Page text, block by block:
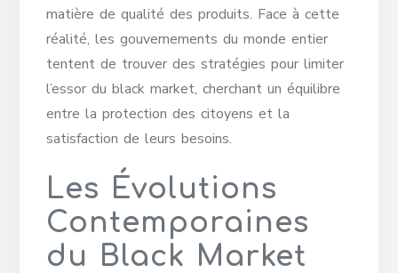
matière de qualité des produits. Face à cette
réalité, les gouvernements du monde entier
tentent de trouver des stratégies pour limiter
l’essor du black market, cherchant un équilibre
entre la protection des citoyens et la
satisfaction de leurs besoins.
Les Évolutions
Contemporaines
du Black Market